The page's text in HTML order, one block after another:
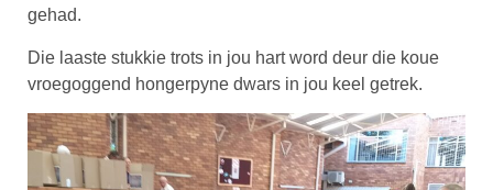
gehad.
Die laaste stukkie trots in jou hart word deur die koue
vroegoggend hongerpyne dwars in jou keel getrek.